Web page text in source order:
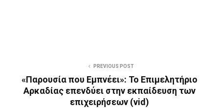
PREVIOUS POST
«Παρουσία που Εμπνέει»: Το Επιμελητήριο
Αρκαδίας επενδύει στην εκπαίδευση των
επιχειρήσεων (vid)